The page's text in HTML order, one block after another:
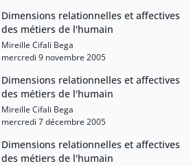
Dimensions relationnelles et affectives
des métiers de l'humain
Mireille Cifali Bega
mercredi 9 novembre 2005
Dimensions relationnelles et affectives
des métiers de l'humain
Mireille Cifali Bega
mercredi 7 décembre 2005
Dimensions relationnelles et affectives
des métiers de l'humain